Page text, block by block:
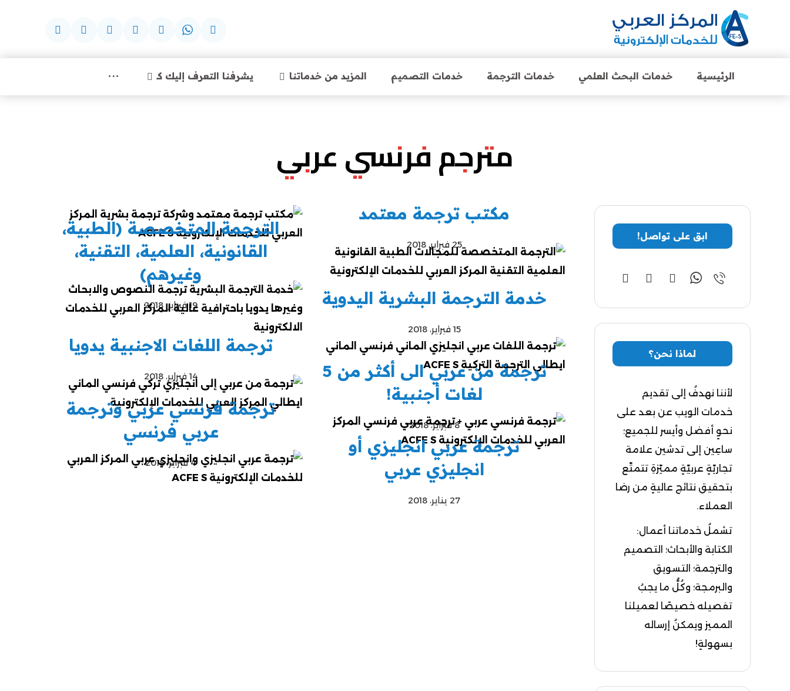
الرئيسية خدمات البحث العلمي خدمات الترجمة خدمات التصميم المزيد من خدماتنا يشرفنا التعرف إليك كـ
مترجم فرنسي عربي
مكتب ترجمة معتمد
25 فبراير، 2018
الترجمة المتخصصة (الطبية،
القانونية، العلمية، التقنية،
وغيرهم)
19 فبراير، 2018 خدمة الترجمة البشرية اليدوية
15 فبراير، 2018
ترجمة اللغات الاجنبية يدويا
14 فبراير، 2018
ترجمة من عربي الى أكثر من 5
لغات أجنبية!
8 فبراير، 2018
ترجمة فرنسي عربي وترجمة
عربي فرنسي
4 فبراير، 2018
ترجمة عربي انجليزي أو
انجليزي عربي
27 يناير، 2018
ابق على تواصل!
لماذا نحن؟
لأننا نهدفُ إلى تقديم
خدمات الويب عن بعد على
نحوٍ أفضل وأيسر للجميع؛
ساعِين إلى تدشين علامة
تجاريّةٍ عربيّةٍ مميّزةِ تتمتّع
بتحقيق نتائج عاليةٍ من رضا
العملاء.
تشملُ خدماتنا أعمال:
الكتابة والأبحاث؛ التصميم
والترجمة؛ التسويق
والبرمجة؛ وكُلُّ ما يجبُ
تفصيله خصيصًا لعميلنا
المميز ويمكنُ إرساله
بسهولةٍ!